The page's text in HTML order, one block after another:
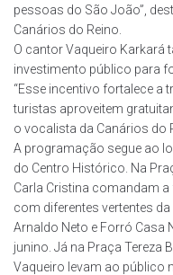
pessoas do São João”,
Canários do Reino.
O cantor Vaqueiro Karkará
investimento público para
“Esse incentivo fortalece a
turistas aproveitem
o vocalista da Canários do
A programação segue ao
do Centro Histórico. Na
Carla Cristina comandam
com diferentes vertentes
Arnaldo Neto e Forró Casa
junino. Já na Praça Tereza
Vaqueiro levam ao público